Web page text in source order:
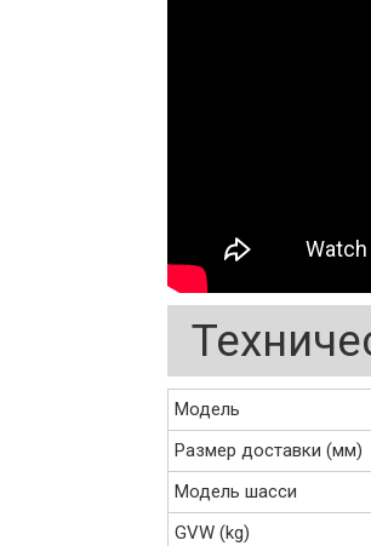
Модель
Размер доставки (мм)
Модель шасси
GVW (kg)